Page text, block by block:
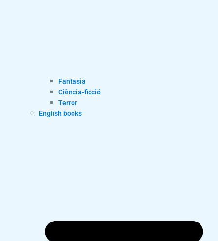
Fantasia
Ciència-ficció
Terror
English books